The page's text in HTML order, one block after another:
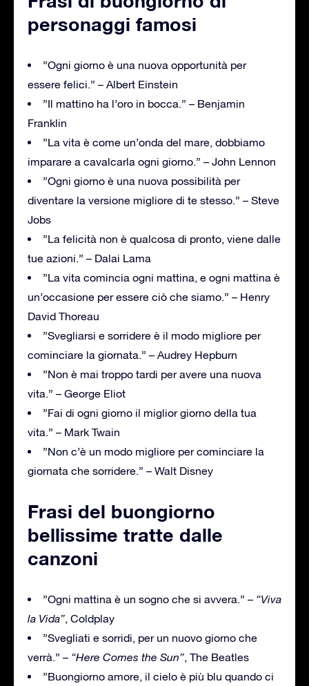
personaggi famosi
”Ogni giorno è una nuova opportunità per
essere felici.” – Albert Einstein
”Il mattino ha l’oro in bocca.” – Benjamin
Franklin
”La vita è come un’onda del mare, dobbiamo
imparare a cavalcarla ogni giorno.” – John Lennon
”Ogni giorno è una nuova possibilità per
diventare la versione migliore di te stesso.” – Steve
Jobs
”La felicità non è qualcosa di pronto, viene dalle
tue azioni.” – Dalai Lama
”La vita comincia ogni mattina, e ogni mattina è
un’occasione per essere ciò che siamo.” – Henry
David Thoreau
”Svegliarsi e sorridere è il modo migliore per
cominciare la giornata.” – Audrey Hepburn
”Non è mai troppo tardi per avere una nuova
vita.” – George Eliot
”Fai di ogni giorno il miglior giorno della tua
vita.” – Mark Twain
”Non c’è un modo migliore per cominciare la
giornata che sorridere.” – Walt Disney
Frasi del buongiorno
bellissime tratte dalle
canzoni
”Ogni mattina è un sogno che si avvera.” – “Viva
la Vida”, Coldplay
”Svegliati e sorridi, per un nuovo giorno che
verrà.” – “Here Comes the Sun”, The Beatles
”Buongiorno amore, il cielo è più blu quando ci